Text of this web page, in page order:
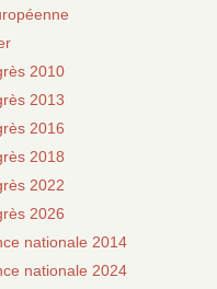
2010
2013
2016
2018
2022
2026
nationale 2014
nationale 2024